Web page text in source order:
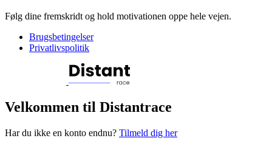
Følg dine fremskridt og hold motivationen oppe hele vejen.
Brugsbetingelser
Privatlivspolitik
Velkommen til Distantrace
Har du ikke en konto endnu? Tilmeld dig her